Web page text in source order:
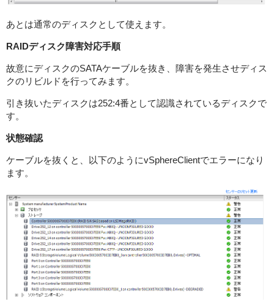
あとは通常のディスクとして使えます。
RAIDディスク障害対応手順
故意にディスクのSATAケーブルを抜き、障害を発生させディス
クのリビルドを行ってみます。
引き抜いたディスクは252:4番として認識されているディスクで
す。
状態確認
ケーブルを抜くと、以下のようにvSphereClientでエラーになり
ます。